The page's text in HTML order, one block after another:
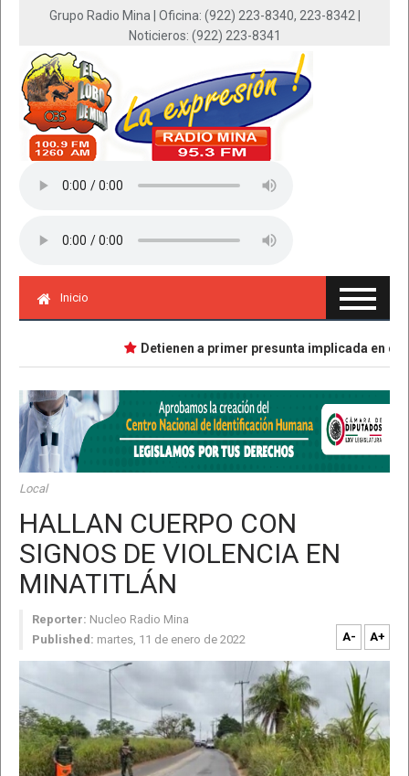
Grupo Radio Mina | Oficina: (922) 223-8340, 223-8342 |
Noticieros: (922) 223-8341
Inicio
Detienen a primer presunta implicada en caso
Local
HALLAN CUERPO CON
SIGNOS DE VIOLENCIA EN
MINATITLÁN
Reporter: Nucleo Radio Mina
Published: martes, 11 de enero de 2022 A- A+